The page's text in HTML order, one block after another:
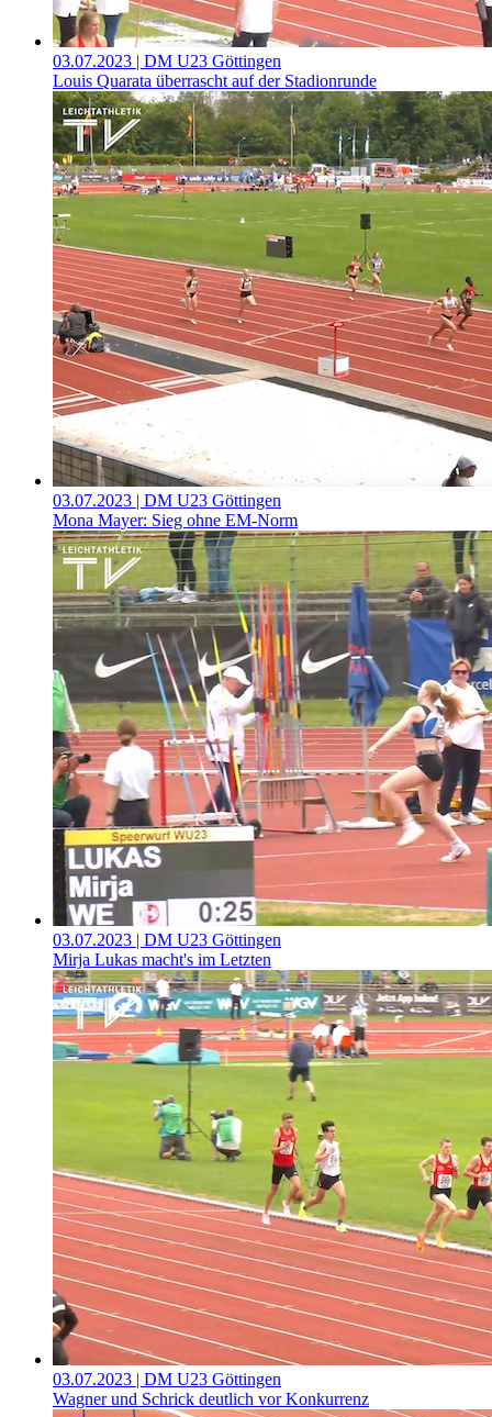
03.07.2023 | DM U23 Göttingen
Louis Quarata überrascht auf der Stadionrunde
03.07.2023 | DM U23 Göttingen
Mona Mayer: Sieg ohne EM-Norm
03.07.2023 | DM U23 Göttingen
Mirja Lukas macht's im Letzten
03.07.2023 | DM U23 Göttingen
Wagner und Schrick deutlich vor Konkurrenz